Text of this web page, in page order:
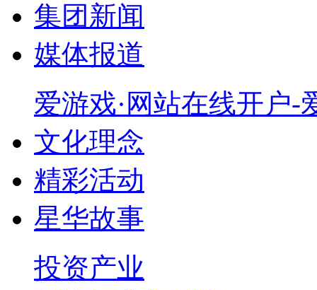
集团新闻
媒体报道
爱游戏·网站在线开户-
文化理念
精彩活动
星华故事
投资产业